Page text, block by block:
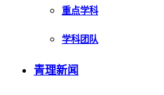
重点学科
学科团队
青理新闻